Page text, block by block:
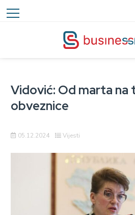
Vidović: Od marta na
obveznice
05.12.2024 Vijesti